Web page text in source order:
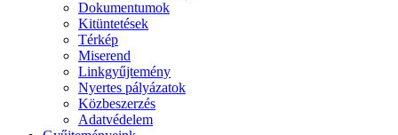
Dokumentumok
Kitüntetések
Térkép
Miserend
Linkgyűjtemény
Nyertes pályázatok
Közbeszerzés
Adatvédelem